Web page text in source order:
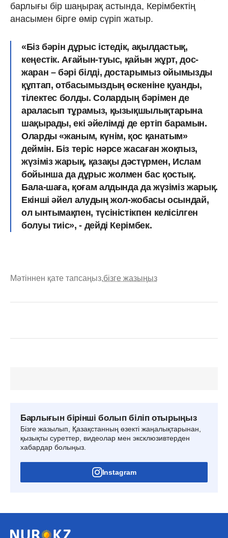
барлығы бір шаңырақ астында, Керімбектің
анасымен бірге өмір сүріп жатыр.
«Біз бәрін дұрыс істедік, ақылдастық,
кеңестік. Ағайын-туыс, қайын жұрт, дос-
жаран – бәрі білді, достарымыз ойымызды
құптап, отбасымыздың өскеніне қуанды,
тілектес болды. Солардың бәрімен де
араласып тұрамыз, қызықшылықтарына
шақырады, екі әйелімді де ертіп барамын.
Оларды «жаным, күнім, қос қанатым»
деймін. Біз теріс нәрсе жасаған жоқпыз,
жүзіміз жарық, қазақы дәстүрмен, Ислам
бойынша да дұрыс жолмен бас қостық.
Бала-шаға, қоғам алдында да жүзіміз жарық.
Екінші әйел алудың жол-жобасы осындай,
ол ынтымақпен, түсіністікпен келісілген
болуы тиіс», - дейді Керімбек.
Мәтіннен қате тапсаңыз,бізге жазыңыз
Барлығын бірінші болып біліп отырыңыз
Бізге жазылып, Қазақстанның өзекті жаңалықтарынан,
қызықты суреттер, видеолар мен эксклюзивтерден
хабардар болыңыз.
Instagram